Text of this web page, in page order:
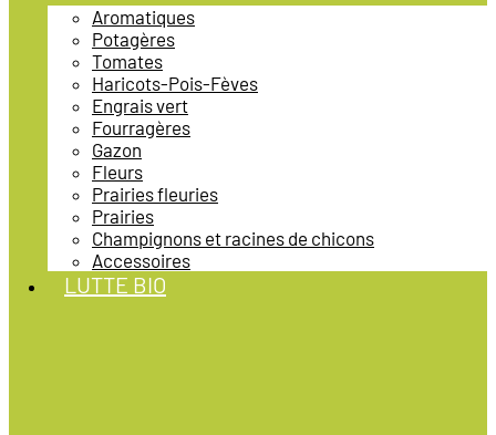
Aromatiques
Potagères
Tomates
Haricots-Pois-Fèves
Engrais vert
Fourragères
Gazon
Fleurs
Prairies fleuries
Prairies
Champignons et racines de chicons
Accessoires
LUTTE BIO